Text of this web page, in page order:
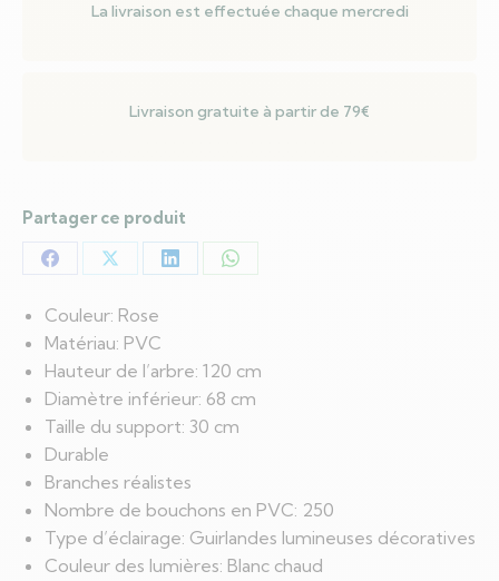
Couleur: Rose
Matériau: PVC
Hauteur de l’arbre: 120 cm
Diamètre inférieur: 68 cm
Taille du support: 30 cm
Durable
Branches réalistes
Nombre de bouchons en PVC: 250
Type d’éclairage: Guirlandes lumineuses décoratives
Couleur des lumières: Blanc chaud
La livraison est effectuée chaque mercredi
Livraison gratuite à partir de 79€
Partager ce produit
Partager
sur
Facebook
Partager
sur
X
PartagerPartager